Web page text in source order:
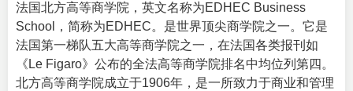
法国北方高等商学院，英文名称为EDHEC Business
School
，简称为EDHEC。是世界顶尖商学院之一。它是
法国第一梯队五大高等商学院之一，在法国各类报刊如
《Le Figaro》公布的全法高等商学院排名中均位列第四。
北方高等商学院成立于1906年，是一所致力于商业和管理